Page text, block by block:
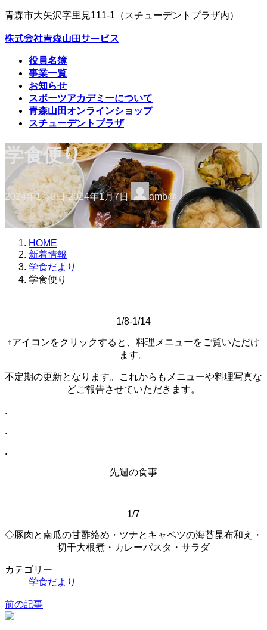
コ
テ
ナ
ゲ
青森市大矢沢字里見111-1（スチューデントプラザ内）
株式会社青森山田サービス
役員名簿
事業一覧
お知らせ
スポーツアカデミーについて
青森山田オンラインショップ
スチューデントプラザ
学食便り
2024年1月8日
最
終
更
新
:
2024年1月7日 amb@
HOME
新着情報
学食だより
学食便り
1/8-1/14
↑アイコンをクリックすると、料理メニューをご覧いただけ
ます。
不定期の更新となります。これからもメニューや料理写真な
どご報告させていただきます。
.
.
.
先週の食事
1/7
◇豚肉と南瓜の甘酢絡め・ツナとキャベツの海苔昆布和え・
切干大根煮・カレーパスタ・サラダ
カテゴリー
学食だより
前の記事